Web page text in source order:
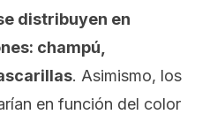
distribuyen en
champú,
. Asimismo, los
en función del color